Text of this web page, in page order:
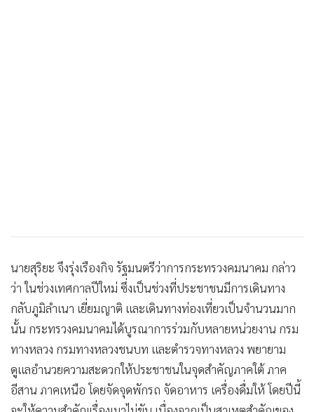
นายสุริยะ จึงรุ่งเรืองกิจ รัฐมนตรีว่าการกระทรวงคมนาคม กล่าว
ว่า ในช่วงเทศกาลปีใหม่ ซึ่งเป็นช่วงที่ประชาชนมีการเดินทาง
กลับภูมิลำเนา เยี่ยมญาติ และเดินทางท่องเที่ยวเป็นจำนวนมาก
นั้น กระทรวงคมนาคมได้บูรณาการร่วมกับหลายหน่วยงาน กรม
ทางหลวง กรมทางหลวงชนบท และตำรวจทางหลวง พยายาม
ดูแลอำนวยความสะดวกให้ประชาชนในจุดสำคัญภาคใต้ ภาค
อีสาน ภาคเหนือ โดยจัดจุดพักรถ จัดอาหาร เครื่องดื่มให้ โดยปีนี้